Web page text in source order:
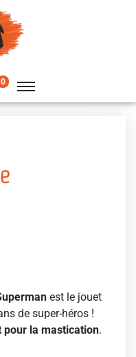
0
est le jouet
de super-héros !
pour la mastication.